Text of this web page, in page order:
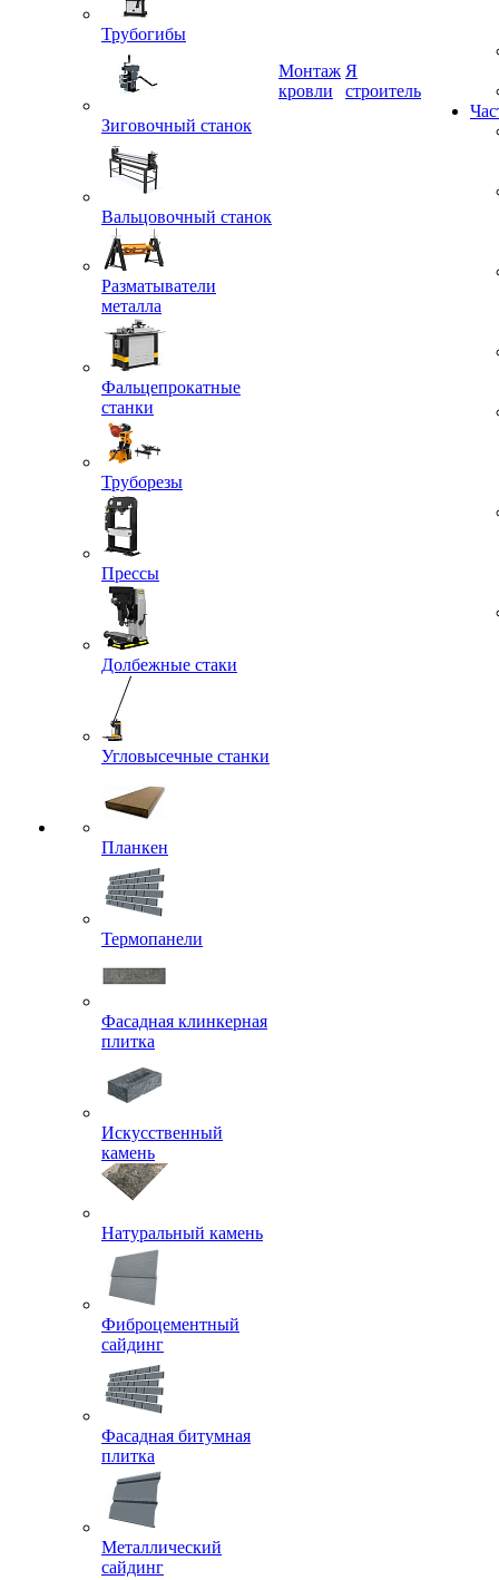
Трубогибы
Зиговочный станок
Вальцовочный станок
Разматыватели
металла
Фальцепрокатные
станки
Труборезы
Прессы
Долбежные стаки
Угловысечные станки
Планкен
Термопанели
Фасадная клинкерная
плитка
Искусственный
камень
Натуральный камень
Фиброцементный
сайдинг
Фасадная битумная
плитка
Металлический
сайдинг
Монтаж
кровли
Я
строитель